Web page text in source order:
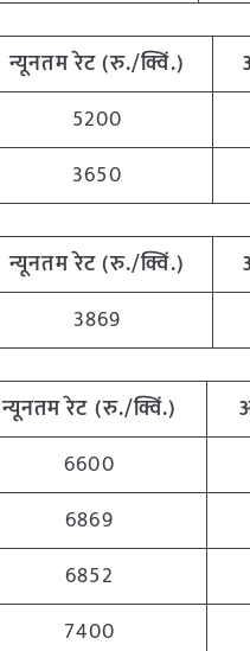
न्यूनतम रेट (रु./क्विं.)
5200
3650
न्यूनतम रेट (रु./क्विं.)
3869
न्यूनतम रेट (रु./क्विं.)
6600
6869
6852
7400